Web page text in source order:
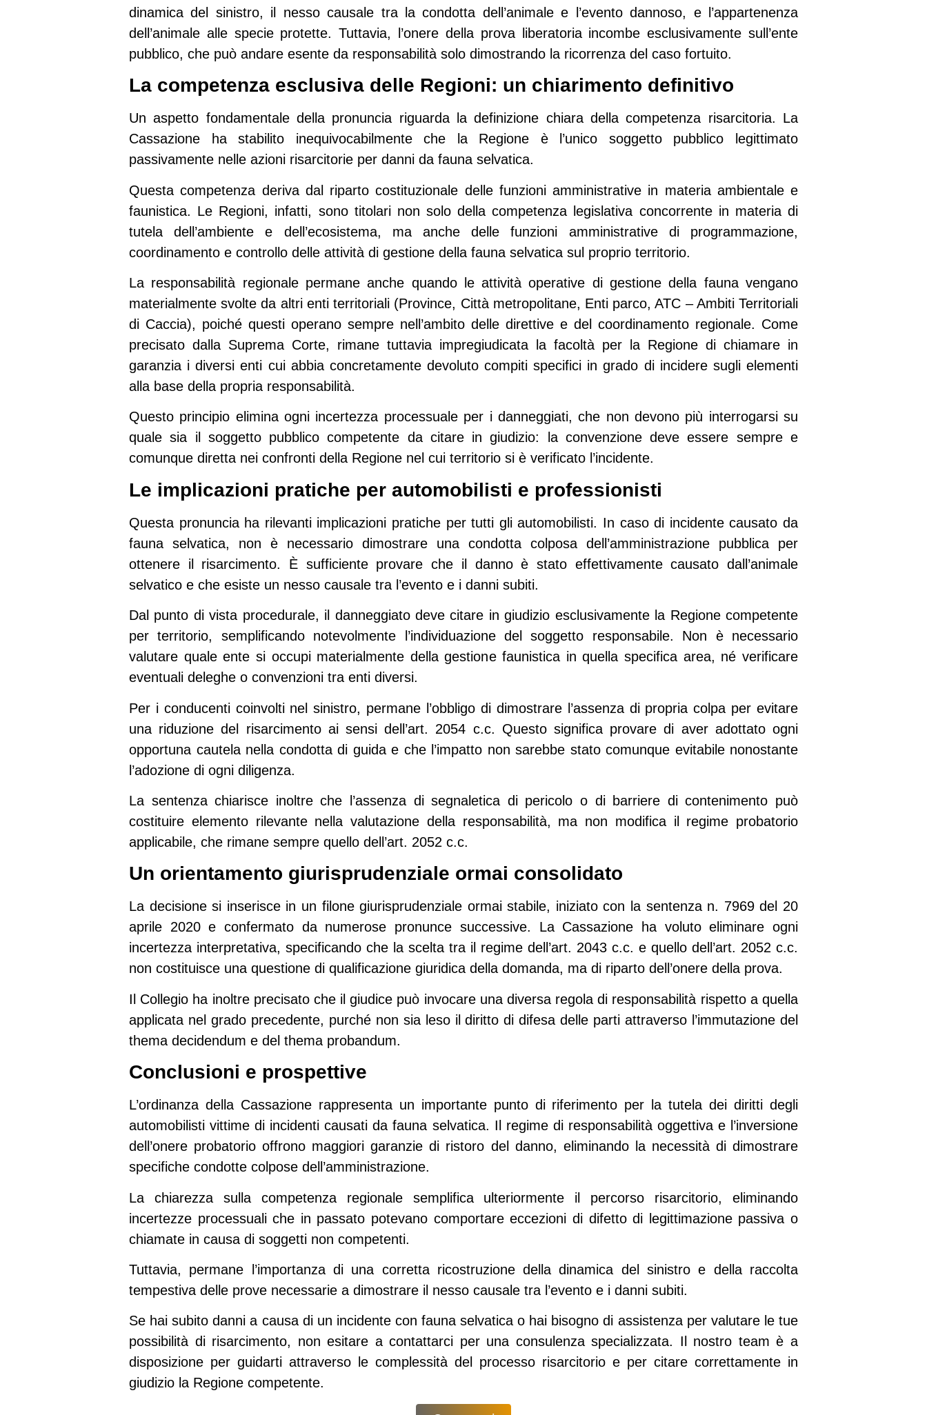
dinamica del sinistro, il nesso causale tra la condotta dell’animale e l’evento dannoso, e l’appartenenza
dell’animale alle specie protette. Tuttavia,
l’onere della prova liberatoria incombe esclusivamente sull’ente
pubblico, che può andare esente da responsabilità solo dimostrando la ricorrenza del caso fortuito.
La competenza esclusiva delle Regioni: un chiarimento definitivo
Un aspetto fondamentale della pronuncia riguarda ladefinizione chiara della competenza risarcitoria. La
Cassazione ha stabilito inequivocabilmente che
la Regione è l’unico soggetto pubblico legittimato
passivamente nelle azioni risarcitorie per danni da fauna selvatica.
Questa competenza deriva dal riparto costituzionale delle funzioni amministrative in materia ambientale e
faunistica. Le Regioni, infatti, sono titolari non solo della competenza legislativa concorrente in materia di
tutela dell’ambiente e dell’ecosistema, ma anche dellefunzioni amministrative di programmazione,
coordinamento e controllo delle attività di gestione della fauna selvatica sul proprio territorio.
La responsabilità regionale permaneanche quando le attività operative di gestione della fauna vengano
materialmente svolte da altri enti territoriali (Province, Città metropolitane, Enti parco, ATC – Ambiti Territoriali
di Caccia), poiché questi operano sempre nell’ambito delle direttive e del coordinamento regionale. Come
precisato dalla Suprema Corte, rimane tuttavia impregiudicata la facoltà per la Regione di chiamare in
garanzia i diversi enti cui abbia concretamente devoluto compiti specifici in grado di incidere sugli elementi
alla base della propria responsabilità.
Questo principio elimina ogni incertezza processuale per i danneggiati, che non devono più interrogarsi su
quale sia il soggetto pubblico competente da citare in giudizio: la convenzione deve essere sempre e
comunque diretta nei confronti della Regione nel cui territorio si è verificato l’incidente.
Le implicazioni pratiche per automobilisti e professionisti
Questa pronuncia ha rilevanti implicazioni pratiche per tutti gli automobilisti. In caso di incidente causato da
fauna selvatica, non è necessario dimostrare una condotta colposa dell’amministrazione pubblica per
ottenere il risarcimento. È sufficiente provare che il danno è stato effettivamente causato dall’animale
selvatico e che esiste un nesso causale tra l’evento e i danni subiti.
Dal punto di vista procedurale, il danneggiato deve citare in giudizio esclusivamente la Regione competente
per territorio, semplificando notevolmente l’individuazione del soggetto responsabile. Non è necessario
valutare quale ente si occupi materialmente della gestione faunistica in quella specifica area, né verificare
eventuali deleghe o convenzioni tra enti diversi.
Per i conducenti coinvolti nel sinistro, permane l’obbligo di dimostrare l’assenza di propria colpa per evitare
una riduzione del risarcimento ai sensi dell’art. 2054 c.c. Questo significa provare di aver adottato ogni
opportuna cautela nella condotta di guida e che l’impatto non sarebbe stato comunque evitabile nonostante
l’adozione di ogni diligenza.
La sentenza chiarisce inoltre che l’assenza di segnaletica di pericolo o di barriere di contenimento può
costituire elemento rilevante nella valutazione della responsabilità, ma non modifica il regime probatorio
applicabile, che rimane sempre quello dell’art. 2052 c.c.
Un orientamento giurisprudenziale ormai consolidato
La decisione si inserisce in un filone giurisprudenziale ormai stabile, iniziato con la sentenza n. 7969 del 20
aprile 2020e confermato da numerose pronunce successive. La Cassazione ha voluto eliminare ogni
incertezza interpretativa, specificando che la scelta tra il regime dell’art. 2043 c.c. e quello dell’art. 2052 c.c.
non costituisce una questione di qualificazione giuridica della domanda, ma di riparto dell’onere della prova.
Il Collegio ha inoltre precisato che il giudice può invocare una diversa regola di responsabilità rispetto a quella
applicata nel grado precedente, purché non sia leso il diritto di difesa delle parti attraverso l’immutazione del
thema decidendum e del thema probandum.
Conclusioni e prospettive
L’ordinanza della Cassazione rappresenta un importante punto di riferimento per la tutela dei diritti degli
automobilisti vittime di incidenti causati da fauna selvatica. Il regime di responsabilità oggettivae l’inversione
dell’onere probatorio offrono maggiori garanzie di ristoro del danno, eliminando la necessità di dimostrare
specifiche condotte colpose dell’amministrazione.
La chiarezza sulla competenza regionalesemplifica ulteriormente il percorso risarcitorio, eliminando
incertezze processuali che in passato potevano comportare eccezioni di difetto di legittimazione passiva o
chiamate in causa di soggetti non competenti.
Tuttavia, permane l’importanza di una corretta ricostruzione della dinamica del sinistro e della raccolta
tempestiva delle prove necessarie a dimostrare il nesso causale tra l’evento e i danni subiti.
Se hai subito danni a causa di un incidente con fauna selvatica o hai bisogno di assistenza per valutare le tue
possibilità di risarcimento, non esitare a contattarci per una consulenza specializzata. Il nostro team è a
disposizione per guidarti attraverso le complessità del processo risarcitorio e per citare correttamente in
giudizio la Regione competente.